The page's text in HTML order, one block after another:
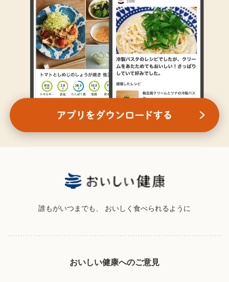
誰もがいつまでも、 おいしく食べられるように
おいしい健康へのご意見